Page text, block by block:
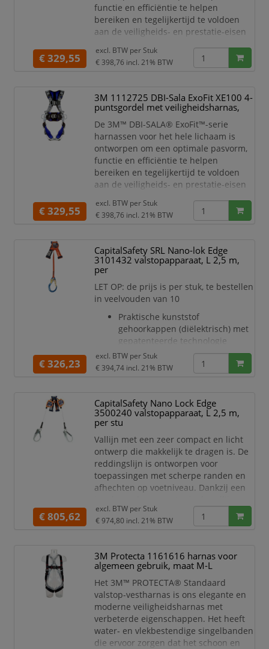
functie en efficiëntie te helpen
bereiken en tegelijkertijd te voldoen
aan de veiligheids- en prestatie-eisen
Omdat uw verwachtingen steeds hoger
worden en u nieuwe hoogten bereikt, is
klimmen.
ExoFit™-harnassen blijven evolueren
door middel van technisch onderzoek
en onde
€ 329,55
excl. BTW per Stuk
€ 398,76 incl. 21% BTW
3M 1112725 DBI-Sala ExoFit XE100 4-
puntsgordel met veiligheidsharnas,
De 3M™ DBI-SALA® ExoFit™-serie
harnassen voor het hele lichaam is
ontworpen om een optimale pasvorm,
functie en efficiëntie te helpen
bereiken en tegelijkertijd te voldoen
aan de veiligheids- en prestatie-eisen
Omdat uw verwachtingen steeds hoger
worden en u nieuwe hoogten bereikt, is
klimmen.
ExoFit™-harnassen blijven evolueren
door middel van technisch onderzoek
en onde
€ 329,55
excl. BTW per Stuk
€ 398,76 incl. 21% BTW
CapitalSafety SRL Nano-lok Edge
3101432 valstopapparaat, L 2,5 m,
per
LET OP: de prijs is per stuk, te bestellen
in veelvouden van 10
Praktische kunststof
gehoorkappen (diëlektrisch) met
gepatenteerde technologie
waardoor het hele
frequentiegebied gelijkmatig
gedempt wordt en de geluiden
horen zijn.
Beste bescherming bij extreem
hoge geluidsniveaus en tegen
laagfrequentie geluiden van
compressoren, turbines,
machinekamers enz.
De perfecte bescherming bij lage,
middelh
€ 326,23
excl. BTW per Stuk
€ 394,74 incl. 21% BTW
CapitalSafety Nano Lock Edge
3500240 valstopapparaat, L 2,5 m,
per stu
Vallijn met een zeer compact en licht
ontwerp die makkelijk te dragen is. De
reddingslijn is ontworpen voor
toepassingen met scherpe randen en
afhechten op voetniveau. Dankzij een
eenvoudig en direct te bevestigen aan
een harnas.
Valstopapparaat CapitalSafety
Nano Lock Edge
Materiaal: gegalvaniseerd staal
Inclusief valindicator
Lengte lijn/kabel: 2,5 m
Diameter lijn/k
€ 805,62
excl. BTW per Stuk
€ 974,80 incl. 21% BTW
3M Protecta 1161616 harnas voor
algemeen gebruik, maat M-L
Het 3M™ PROTECTA® Standaard
valstop-vestharnas is ons elegante en
moderne veiligheidsharnas met
verbeterde eigenschappen. Het heeft
water‑ en vlekbestendige singelbanden
die ervoor zorgen dat het schoon en